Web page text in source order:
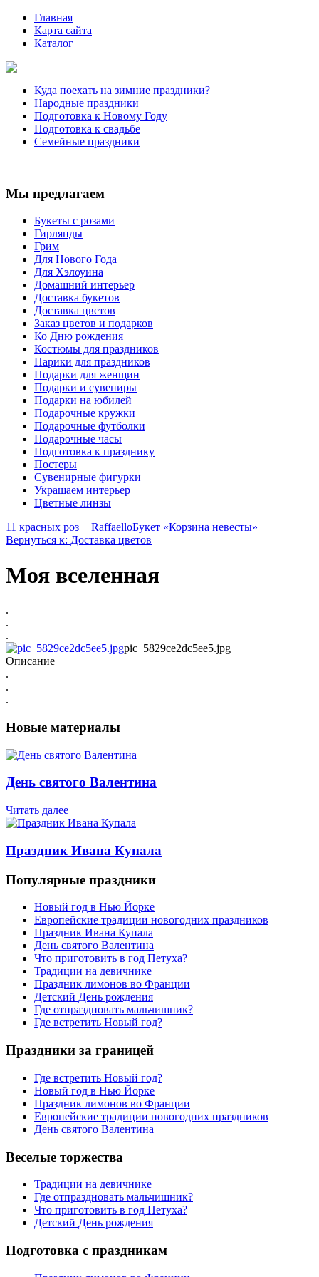
Главная
Карта сайта
Каталог
Куда поехать на зимние праздники?
Народные праздники
Подготовка к Новому Году
Подготовка к свадьбе
Семейные праздники
Мы предлагаем
Букеты с розами
Гирлянды
Грим
Для Нового Года
Для Хэлоуина
Домашний интерьер
Доставка букетов
Доставка цветов
Заказ цветов и подарков
Ко Дню рождения
Костюмы для праздников
Парики для праздников
Подарки для женщин
Подарки и сувениры
Подарки на юбилей
Подарочные кружки
Подарочные футболки
Подарочные часы
Подготовка к празднику
Постеры
Сувенирные фигурки
Украшаем интерьер
Цветные линзы
11 красных роз + RaffaelloБукет «Корзина невесты»
Вернуться к: Доставка цветов
Моя вселенная
.
.
.
pic_5829ce2dc5ee5.jpg
Описание
.
.
.
Новые материалы
День святого Валентина
Читать далее
Праздник Ивана Купала
Популярные праздники
Новый год в Нью Йорке
Европейские традиции новогодних праздников
Праздник Ивана Купала
День святого Валентина
Что приготовить в год Петуха?
Традиции на девичнике
Праздник лимонов во Франции
Детский День рождения
Где отпраздновать мальчишник?
Где встретить Новый год?
Праздники за границей
Где встретить Новый год?
Новый год в Нью Йорке
Праздник лимонов во Франции
Европейские традиции новогодних праздников
День святого Валентина
Веселые торжества
Традиции на девичнике
Где отпраздновать мальчишник?
Что приготовить в год Петуха?
Детский День рождения
Подготовка с праздникам